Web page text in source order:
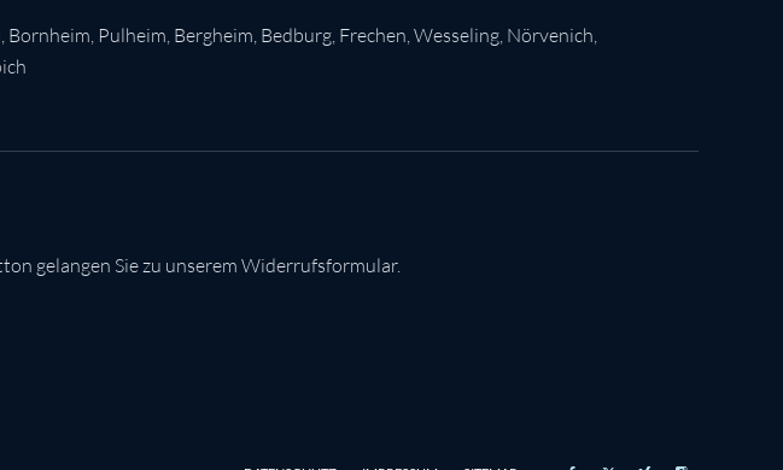
, Bornheim, Pulheim, Bergheim, Bedburg, Frechen,Wesseling, Nörvenich,
gelangen Sie zu unserem Widerrufsformular.